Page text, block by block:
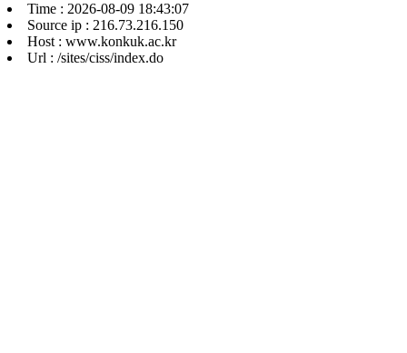
Time : 2026-08-09 18:43:07
Source ip : 216.73.216.150
Host : www.konkuk.ac.kr
Url : /sites/ciss/index.do